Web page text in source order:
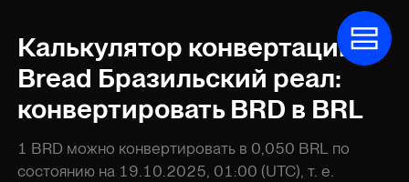
Калькулятор конвертации
Bread Бразильский реал:
конвертировать BRD в BRL
1 BRD можно конвертировать в 0,050 BRL по
состоянию на 19.10.2025, 01:00 (UTC), т. е.